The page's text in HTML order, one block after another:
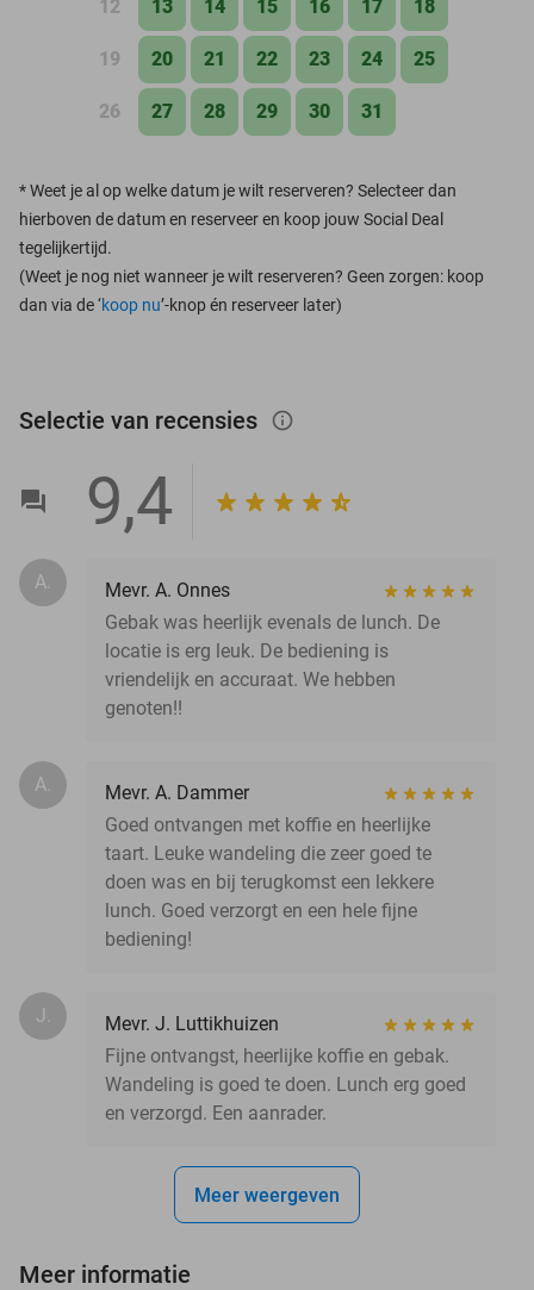
12 13 14 15 16 17 18
19 20 21 22 23 24 25
26 27 28 29 30 31
*Weet je al op welke datum je wilt reserveren? Selecteer dan
hierboven de datum en reserveer en koop jouw Social Deal
tegelijkertijd.
(Weet je nog niet wanneer je wilt reserveren? Geen zorgen: koop
dan via de ‘koop nu’-knop én reserveer later)
Selectie van recensies info_outlined
9,4
A.
Mevr. A. Onnes
Gebak was heerlijk evenals de lunch. De
locatie is erg leuk. De bediening is
vriendelijk en accuraat. We hebben
genoten!!
A.
Mevr. A. Dammer
Goed ontvangen met koffie en heerlijke
taart. Leuke wandeling die zeer goed te
doen was en bij terugkomst een lekkere
lunch. Goed verzorgt en een hele fijne
bediening!
J.
Mevr. J. Luttikhuizen
Fijne ontvangst, heerlijke koffie en gebak.
Wandeling is goed te doen. Lunch erg goed
en verzorgd. Een aanrader.
Meer weergeven
Meer informatie